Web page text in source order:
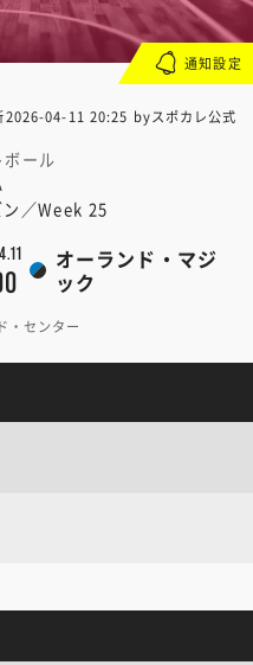
2026-04-11 20:25 byスポカレ公式
ボール
ン／Week 25
オーランド・マジ
ック
・センター
通知設定